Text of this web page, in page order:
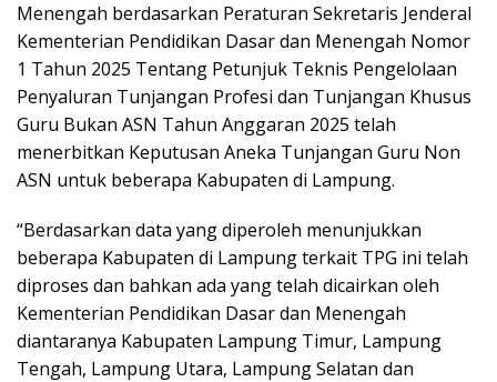
Menengah berdasarkan Peraturan Sekretaris Jenderal
Kementerian Pendidikan Dasar dan Menengah Nomor
1 Tahun 2025 Tentang Petunjuk Teknis Pengelolaan
Penyaluran Tunjangan Profesi dan Tunjangan Khusus
Guru Bukan ASN Tahun Anggaran 2025 telah
menerbitkan Keputusan Aneka Tunjangan Guru Non
ASN untuk beberapa Kabupaten di Lampung.
“Berdasarkan data yang diperoleh menunjukkan
beberapa Kabupaten di Lampung terkait TPG ini telah
diproses dan bahkan ada yang telah dicairkan oleh
Kementerian Pendidikan Dasar dan Menengah
diantaranya Kabupaten Lampung Timur, Lampung
Tengah, Lampung Utara, Lampung Selatan dan